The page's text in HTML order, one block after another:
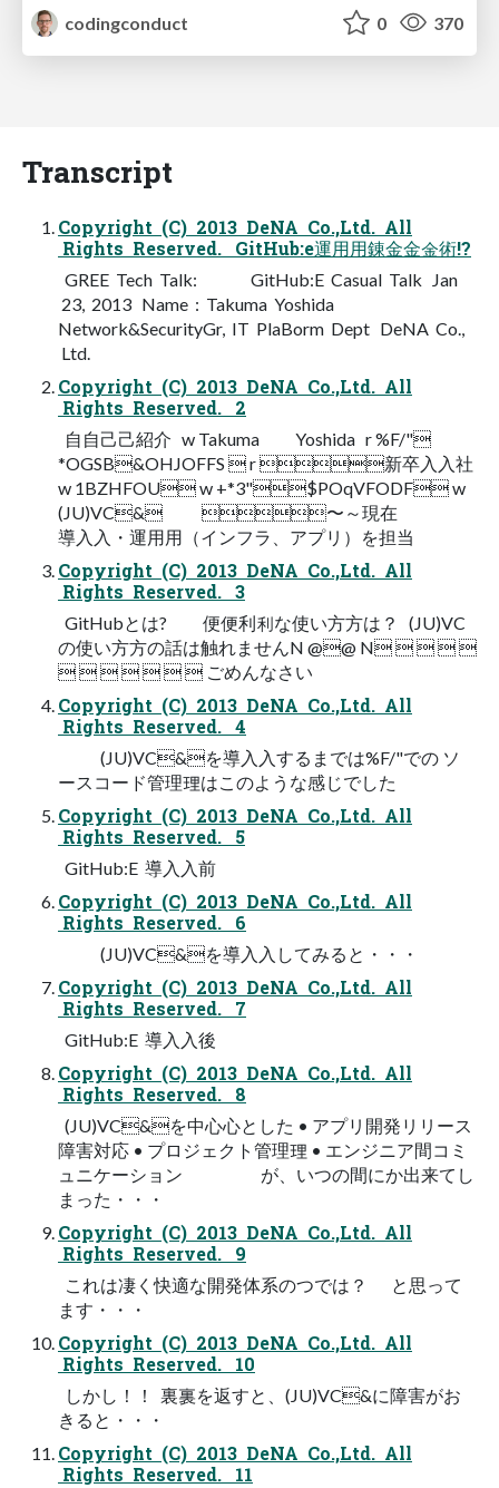
codingconduct 0 370
Transcript
Copyright (C) 2013 DeNA Co.,Ltd. All
Rights Reserved. GitHub:e運⽤用錬⾦金金術!?
GREE Tech Talk: GitHub:E Casual Talk Jan
23, 2013 Name : Takuma Yoshida
Network&SecurityGr, IT PlaBorm Dept DeNA Co.,
Ltd.
Copyright (C) 2013 DeNA Co.,Ltd. All
Rights Reserved. 2
⾃自⼰己紹介 w Takuma Yoshida r %F/"
*OGSB&OHJOFFS  r 新卒⼊入社
w 1BZHFOU w +*3"$POqVFODF w
(JU)VC& 〜～現在
導⼊入・運⽤用（インフラ、アプリ）を担当
Copyright (C) 2013 DeNA Co.,Ltd. All
Rights Reserved. 3
GitHubとは? 便便利利な使い⽅方は？ (JU)VC
の使い⽅方の話は触れませんN @@ N    
       ごめんなさい
Copyright (C) 2013 DeNA Co.,Ltd. All
Rights Reserved. 4
(JU)VC&を導⼊入するまでは%F/"での ソ
ースコード管理理はこのような感じでした
Copyright (C) 2013 DeNA Co.,Ltd. All
Rights Reserved. 5
GitHub:E 導⼊入前
Copyright (C) 2013 DeNA Co.,Ltd. All
Rights Reserved. 6
(JU)VC&を導⼊入してみると・・・
Copyright (C) 2013 DeNA Co.,Ltd. All
Rights Reserved. 7
GitHub:E 導⼊入後
Copyright (C) 2013 DeNA Co.,Ltd. All
Rights Reserved. 8
(JU)VC&を中⼼心とした • アプリ開発リリース
障害対応 • プロジェクト管理理 • エンジニア間コミ
ュニケーション  が、いつの間にか出来てし
まった・・・
Copyright (C) 2013 DeNA Co.,Ltd. All
Rights Reserved. 9
これは凄く快適な開発体系のつでは？       と思って
ます・・・
Copyright (C) 2013 DeNA Co.,Ltd. All
Rights Reserved. 10
しかし！！  裏裏を返すと、(JU)VC&に障害がお
きると・・・
Copyright (C) 2013 DeNA Co.,Ltd. All
Rights Reserved. 11